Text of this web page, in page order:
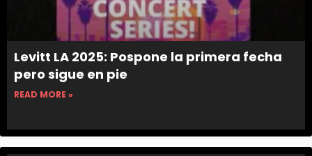
Levitt LA 2025: Pospone la primera fecha
pero sigue en pie
READ MORE »